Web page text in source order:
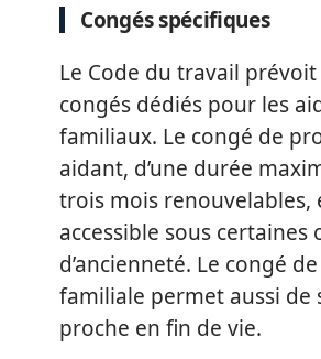
Congés spécifiques
Le Code du travail prévoit
congés dédiés pour les
familiaux. Le congé de
aidant, d’une durée
trois mois renouvelables,
accessible sous certaines
d’ancienneté. Le congé
familiale permet aussi de
proche en fin de vie.